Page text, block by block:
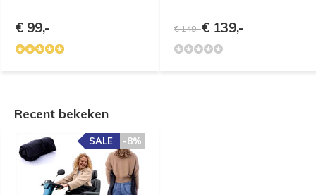
€ 99,- € 149,-€ 139,-
Recent bekeken
-8%
SALE